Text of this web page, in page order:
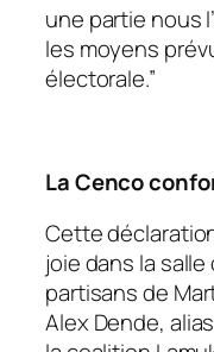
une partie nous
les moyens
électorale.”
La Cenco
Cette
joie dans la
partisans de
Alex Dende,